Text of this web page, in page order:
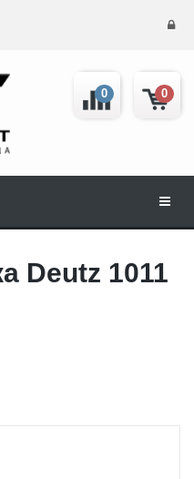
0
0
Deutz 1011